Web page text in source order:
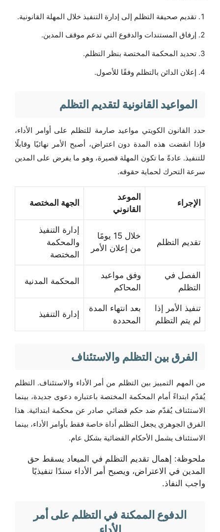
تقديم صحيفة التظلم إلى إدارة التنفيذ خلال المهلة القانونية.
إرفاق المستندات والدفوع التي تدعم موقف المدين.
تحديد المحكمة المختصة بنظر التظلم.
إعلان الدائن بالتظلم وفقًا للأصول.
المواعيد القانونية لتقديم التظلم
حدد القانون الكويتي مواعيد صارمة للتظلم على أوامر الأداء،
فإذا انقضت هذه المدة دون اعتراض، أصبح الأمر نهائيًا وقابلًا
للتنفيذ. عادةً ما تكون المهلة قصيرة، وهو ما يفرض على المدين
سرعة التحرك لحماية حقوقه.
الإجراء
الموعد
القانوني
الجهة المختصة
تقديم التظلم
خلال 15 يومًا
من إعلان الأمر
إدارة التنفيذ
والمحكمة
المختصة
الفصل في
التظلم
وفق مواعيد
المحاكم
المحكمة المدنية
تنفيذ الأمر إذا
لم يتم التظلم
بعد انتهاء المدة
المحددة
إدارة التنفيذ
الفرق بين التظلم والاستئناف
من المهم التمييز بين التظلم من أمر الأداء والاستئناف. التظلم
يُقدّم ابتداءً أمام المحكمة المختصة باعتباره دعوى جديدة، بينما
الاستئناف يُقدّم ضد حكم قضائي صادر عن محكمة ابتدائية. هذا
الفرق الجوهري يجعل التظلم أداة خاصة فقط بأوامر الأداء، بينما
الاستئناف يشمل الأحكام القضائية بشكل عام.
ملحوظة: إهمال تقديم التظلم في الميعاد يسقط حق
المدين في الاعتراض، ويصبح أمر الأداء سندًا تنفيذيًا
واجب النفاذ.
الدفوع الممكنة في التظلم على أمر